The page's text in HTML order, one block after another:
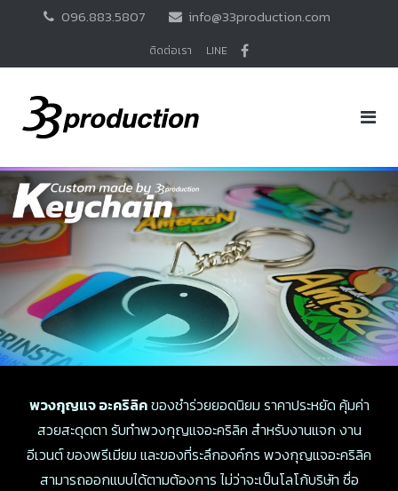
096.883.5807 info@33production.com
ติดต่อเรา LINE
พวงกุญแจ อะคริลิคของชำร่วยยอดนิยม ราคาประหยัด คุ้มค่า
สวยสะดุดตา รับทำพวงกุญแจอะคริลิค สำหรับงานแจก งาน
อีเวนต์ ของพรีเมียม และของที่ระลึกองค์กร พวงกุญแจอะคริลิค
สามารถออกแบบได้ตามต้องการ ไม่ว่าจะเป็นโลโก้บริษัท ชื่อ